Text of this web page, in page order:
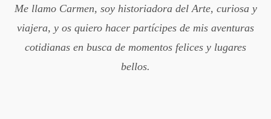
Me llamo Carmen, soy historiadora del Arte, curiosa y
viajera, y os quiero hacer partícipes de mis aventuras
cotidianas en busca de momentos felices y lugares
bellos.